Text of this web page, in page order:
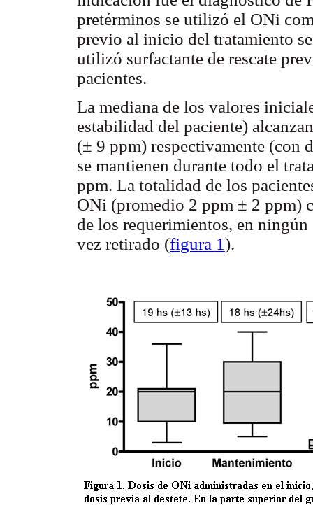
pretérminos se utilizó el ONi
previo al inicio del tratamiento
utilizó surfactante de rescate
pacientes.
La mediana de los valores
estabilidad del paciente)
(± 9 ppm) respectivamente (con
se mantienen durante todo el
ppm. La totalidad de los
ONi (promedio 2 ppm ± 2 ppm)
de los requerimientos, en
vez retirado (figura 1).